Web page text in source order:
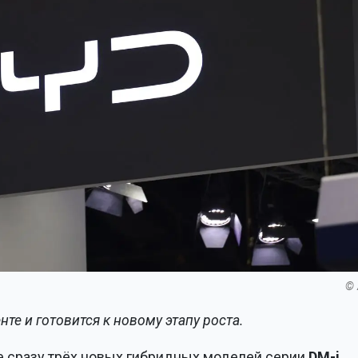
©
и готовится к новому этапу роста.